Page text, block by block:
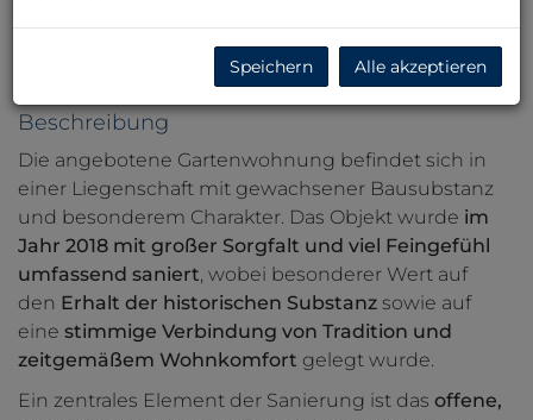
Beschreibung
Die angebotene Gartenwohnung befindet sich in
einer Liegenschaft mit gewachsener Bausubstanz
und besonderem Charakter. Das Objekt wurde im
Jahr 2018 mit großer Sorgfalt und viel Feingefühl
umfassend saniert, wobei besonderer Wert auf
den Erhalt der historischen Substanz sowie auf
eine stimmige Verbindung von Tradition und
zeitgemäßem Wohnkomfort gelegt wurde.
Ein zentrales Element der Sanierung ist das offene,
Speichern Alle akzeptieren